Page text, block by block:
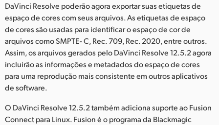
DaVinci Resolve poderão agora exportar suas etiquetas de
espaço de cores com seus arquivos. As etiquetas de espaço
de cores são usadas para identificar o espaço de cor de
arquivos como SMPTE- C, Rec. 709, Rec. 2020, entre outros.
Assim, os arquivos gerados pelo DaVinci Resolve 12.5.2 agora
incluirão as informações e metadados do espaço de cores
para uma reprodução mais consistente em outros aplicativos
de software.
O DaVinci Resolve 12.5.2 também adiciona suporte ao Fusion
Connect para Linux. Fusion é o programa da Blackmagic